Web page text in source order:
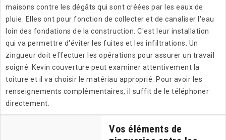
maisons contre les dégâts qui sont créées par les eaux de
pluie. Elles ont pour fonction de collecter et de canaliser l'eau
loin des fondations de la construction. C'est leur installation
qui va permettre d'éviter les fuites et les infiltrations. Un
zingueur doit effectuer les opérations pour assurer un travail
soigné. Kevin couverture peut examiner attentivement la
toiture et il va choisir le matériau approprié. Pour avoir les
renseignements complémentaires, il suffit de le téléphoner
directement.
Vos éléments de